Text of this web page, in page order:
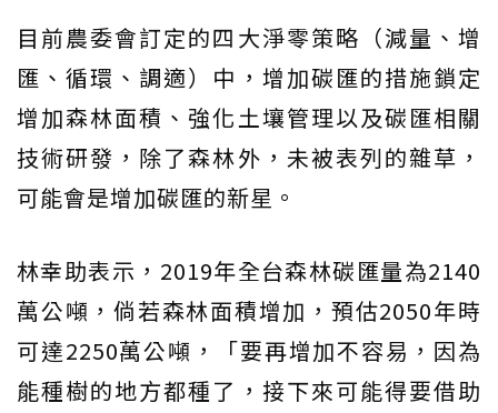
目前農委會訂定的四大淨零策略（減量、增
匯、循環、調適）中，增加碳匯的措施鎖定
增加森林面積、強化土壤管理以及碳匯相關
技術研發，除了森林外，未被表列的雜草，
可能會是增加碳匯的新星。
林幸助表示，2019年全台森林碳匯量為2140
萬公噸，倘若森林面積增加，預估2050年時
可達2250萬公噸，「要再增加不容易，因為
能種樹的地方都種了，接下來可能得要借助